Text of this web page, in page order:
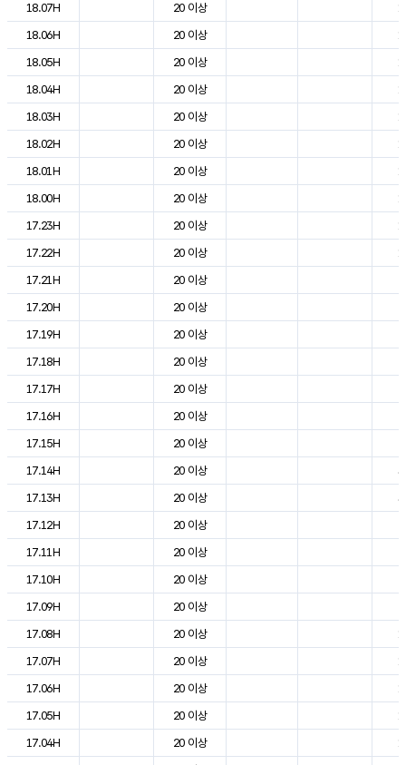
18.07H
20 이상
18.06H
20 이상
18.05H
20 이상
18.04H
20 이상
18.03H
20 이상
18.02H
20 이상
18.01H
20 이상
18.00H
20 이상
17.23H
20 이상
17.22H
20 이상
17.21H
20 이상
17.20H
20 이상
17.19H
20 이상
17.18H
20 이상
17.17H
20 이상
17.16H
20 이상
17.15H
20 이상
17.14H
20 이상
17.13H
20 이상
17.12H
20 이상
17.11H
20 이상
17.10H
20 이상
17.09H
20 이상
17.08H
20 이상
17.07H
20 이상
17.06H
20 이상
17.05H
20 이상
17.04H
20 이상